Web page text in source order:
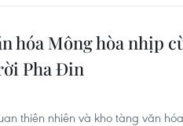
hóa Mông hòa nhịp
Pha Đin
thiên nhiên và kho tàng văn